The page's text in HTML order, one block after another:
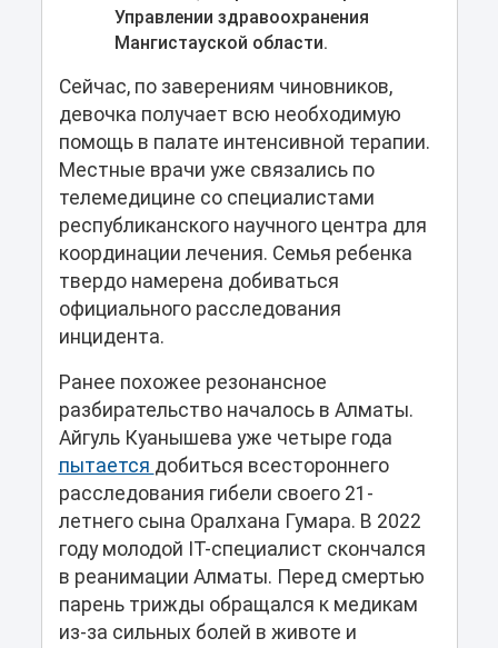
Управлении здравоохранения
Мангистауской области.
Сейчас, по заверениям чиновников,
девочка получает всю необходимую
помощь в палате интенсивной терапии.
Местные врачи уже связались по
телемедицине со специалистами
республиканского научного центра для
координации лечения. Семья ребенка
твердо намерена добиваться
официального расследования
инцидента.
Ранее похожее резонансное
разбирательство началось в Алматы.
Айгуль Куанышева уже четыре года
пытается добиться всестороннего
расследования гибели своего 21-
летнего сына Оралхана Гумара. В 2022
году молодой IT-специалист скончался
в реанимации Алматы. Перед смертью
парень трижды обращался к медикам
из-за сильных болей в животе и